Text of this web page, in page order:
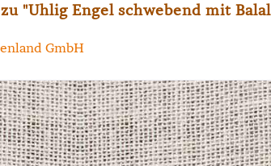
"Uhlig Engel schwebend mit
GmbH